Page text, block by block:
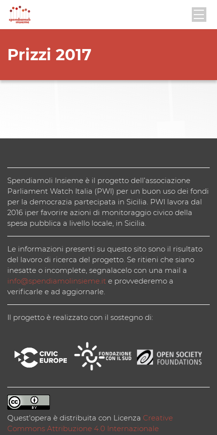
Prizzi 2017
Spendiamoli Insieme è il progetto dell’associazione
Parliament Watch Italia (PWI) per un buon uso dei fondi
per la democrazia partecipata in Sicilia. PWI lavora dal
2016 iper favorire azioni di monitoraggio civico della
spesa pubblica a livello locale, in Sicilia.
Le informazioni presenti su questo sito sono il risultato
del lavoro di ricerca del progetto. Se ritieni che siano
inesatte o incomplete, segnalacelo con una mail a
info@spendiamolinsieme.it e provvederemo a
verificarle e ad aggiornarle.
Il progetto è realizzato con il sostegno di:
Quest'opera è distribuita con Licenza Creative
Commons Attribuzione 4.0 Internazionale